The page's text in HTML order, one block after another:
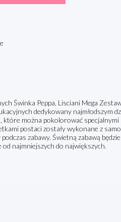
Świnka Peppa, Lisciani Mega
dedykowany najmłodszym
można pokolorować specjalnymi
postaci zostały wykonane z
podczas zabawy. Świetną zabawą
od najmniejszych do największych.